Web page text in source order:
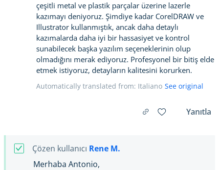
çeşitli metal ve plastik parçalar üzerine lazerle
kazımayı deniyoruz. Şimdiye kadar CorelDRAW ve
Illustrator kullanmıştık, ancak daha detaylı
kazımalarda daha iyi bir hassasiyet ve kontrol
sunabilecek başka yazılım seçeneklerinin olup
olmadığını merak ediyoruz. Profesyonel bir bitiş elde
etmek istiyoruz, detayların kalitesini korurken.
Automatically translated from: Italiano See original
Yanıtla
Çözen kullanıcı Rene M.
Merhaba Antonio,